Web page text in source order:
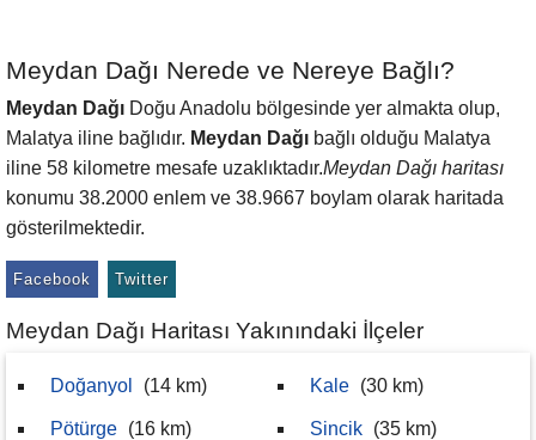
Meydan Dağı Nerede ve Nereye Bağlı?
Meydan Dağı Doğu Anadolu bölgesinde yer almakta olup,
Malatya iline bağlıdır. Meydan Dağı bağlı olduğu Malatya
iline 58 kilometre mesafe uzaklıktadır.Meydan Dağı haritası
konumu 38.2000 enlem ve 38.9667 boylam olarak haritada
gösterilmektedir.
Facebook Twitter
Meydan Dağı Haritası Yakınındaki İlçeler
Doğanyol (14 km)
Pötürge (16 km)
Kale (30 km)
Sincik (35 km)